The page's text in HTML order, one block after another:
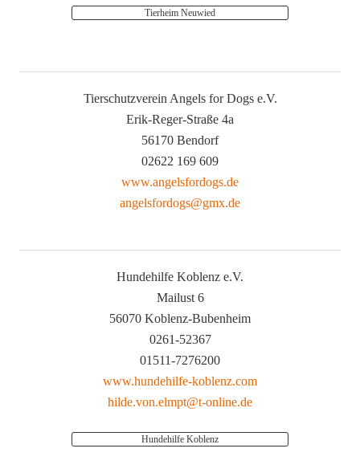
Tierheim Neuwied
Tierschutzverein Angels for Dogs e.V.
Erik-Reger-Straße 4a
56170 Bendorf
02622 169 609
www.angelsfordogs.de
angelsfordogs@gmx.de
Hundehilfe Koblenz e.V.
Mailust 6
56070 Koblenz-Bubenheim
0261-52367
01511-7276200
www.hundehilfe-koblenz.com
hilde.von.elmpt@t-online.de
Hundehilfe Koblenz